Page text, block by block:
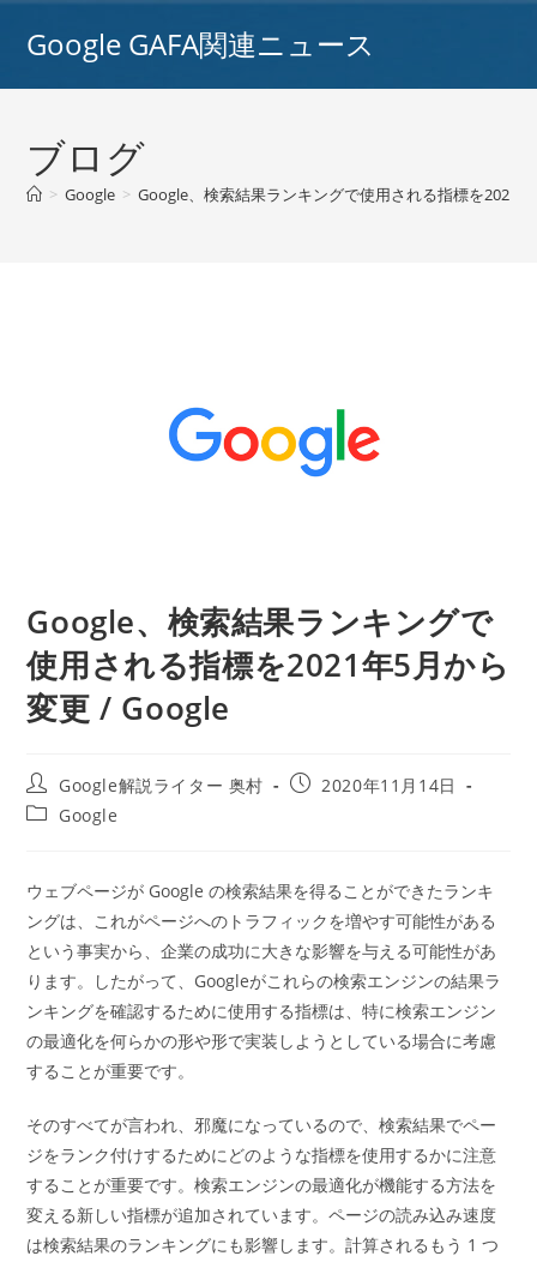
Google GAFA関連ニュース
ブログ
> Google > Google、検索結果ランキングで使用される指標を2021
Google、検索結果ランキングで
使用される指標を2021年5月から
変更 / Google
投
稿
者:
Google解説ライター 奥村
投
2020年11月14日
投
テ
ゴ
リ
ー:
Google
ウェブページが Google の検索結果を得ることができたランキ
ングは、これがページへのトラフィックを増やす可能性がある
という事実から、企業の成功に大きな影響を与える可能性があ
ります。したがって、Googleがこれらの検索エンジンの結果ラ
ンキングを確認するために使用する指標は、特に検索エンジン
の最適化を何らかの形や形で実装しようとしている場合に考慮
することが重要です。
そのすべてが言われ、邪魔になっているので、検索結果でペー
ジをランク付けするためにどのような指標を使用するかに注意
することが重要です。検索エンジンの最適化が機能する方法を
変える新しい指標が追加されています。ページの読み込み速度
は検索結果のランキングにも影響します。計算されるもう 1 つ